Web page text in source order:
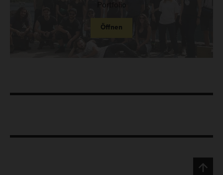
Portfolio
Öffnen